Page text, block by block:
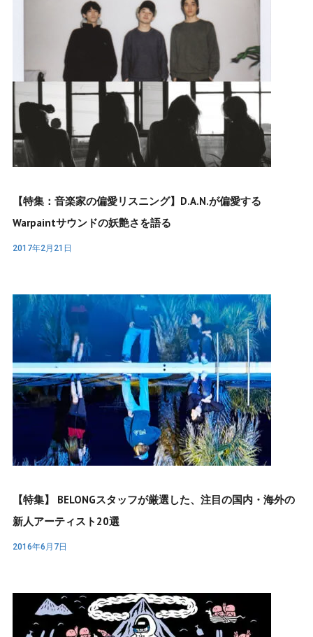
【特集：音楽家の偏愛リスニング】D.A.N.が偏愛する
Warpaintサウンドの妖艶さを語る
2017年2月21日
【特集】 BELONGスタッフが厳選した、注目の国内・海外の
新人アーティスト20選
2016年6月7日